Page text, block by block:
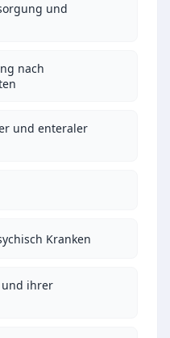
und
nach
und enteraler
Kranken
und ihrer